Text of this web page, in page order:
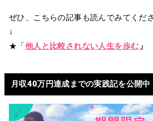
ぜひ、こちらの記事も読んでみてくだ
↓
★「他人と比較されない人生を歩む 」
月収40万円達成までの実践記を公開中